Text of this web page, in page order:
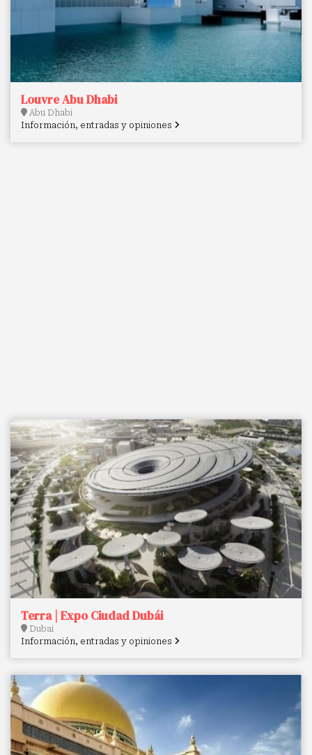
Louvre Abu Dhabi
Abu Dhabi
Información, entradas y opiniones
Terra | Expo Ciudad Dubái
Dubai
Información, entradas y opiniones